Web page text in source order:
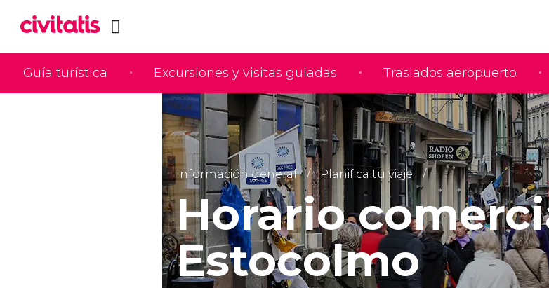
Guía turística Excursiones y visitas guiadas Traslados aeropuerto
Información general Planifica tu viaje
Horario
Estocolmo